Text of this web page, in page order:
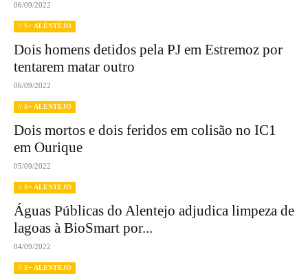
06/09/2022
// S+ ALENTEJO
Dois homens detidos pela PJ em Estremoz por
tentarem matar outro
06/09/2022
// S+ ALENTEJO
Dois mortos e dois feridos em colisão no IC1
em Ourique
05/09/2022
// S+ ALENTEJO
Águas Públicas do Alentejo adjudica limpeza de
lagoas à BioSmart por...
04/09/2022
// S+ ALENTEJO